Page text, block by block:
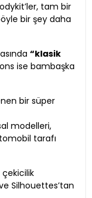
tam bir
bir şey daha
“klasik
ise bambaşka
bir süper
modelleri,
tarafı
çekicilik
Silhouettes’tan